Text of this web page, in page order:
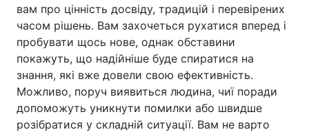
вам про цінність досвіду, традицій і перевірених
часом рішень. Вам захочеться рухатися вперед і
пробувати щось нове, однак обставини
покажуть, що надійніше буде спиратися на
знання, які вже довели свою ефективність.
Можливо, поруч виявиться людина, чиї поради
допоможуть уникнути помилки або швидше
розібратися у складній ситуації. Вам не варто